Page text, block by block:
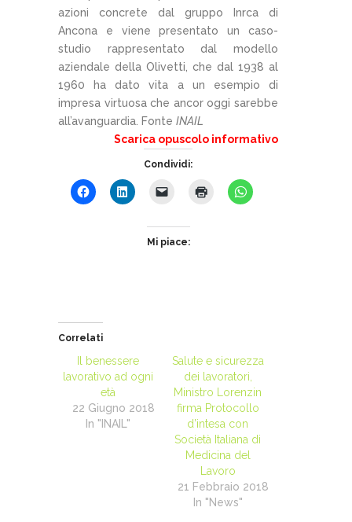
azioni concrete dal gruppo Inrca di
Ancona e viene presentato un caso-
studio rappresentato dal modello
aziendale della Olivetti, che dal 1938 al
1960 ha dato vita a un esempio di
impresa virtuosa che ancor oggi sarebbe
all’avanguardia. Fonte INAIL
Scarica opuscolo informativo
Condividi:
Mi piace:
Correlati
Il benessere
lavorativo ad ogni
età
22 Giugno 2018
In "INAIL"
Salute e sicurezza
dei lavoratori,
Ministro Lorenzin
firma Protocollo
d’intesa con
Società Italiana di
Medicina del
Lavoro
21 Febbraio 2018
In "News"